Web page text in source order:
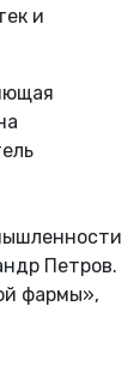
и
Петров.
фармы»,